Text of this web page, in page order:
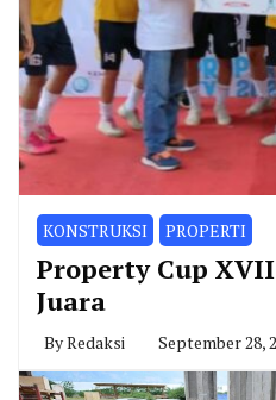
KONSTRUKSI PROPERTI
Property Cup XVII
Juara
ByRedaksi September 28,